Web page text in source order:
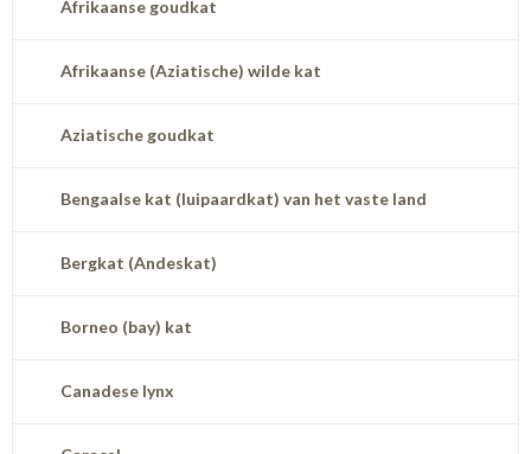
Afrikaanse goudkat
Afrikaanse (Aziatische) wilde kat
Aziatische goudkat
Bengaalse kat (luipaardkat) van het vaste land
Bergkat (Andeskat)
Borneo (bay) kat
Canadese lynx